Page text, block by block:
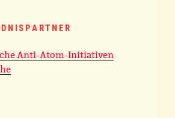
Anti-Atom-Initiativen